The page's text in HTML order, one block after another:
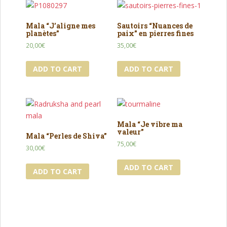
Mala “J’aligne mes
planètes”
20,00€
ADD TO CART
Sautoirs “Nuances de
paix” en pierres fines
35,00€
ADD TO CART
Mala “Perles de Shiva”
30,00€
ADD TO CART
Mala “Je vibre ma
valeur”
75,00€
ADD TO CART